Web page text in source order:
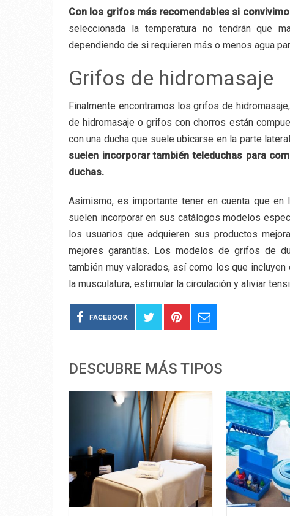
Con los grifos más recomendables si
seleccionada la temperatura no tendrán que
dependiendo de si requieren más o menos agua
Grifos de hidromasaje
Finalmente encontramos los grifos de
de hidromasaje o grifos con chorros están
con una ducha que suele ubicarse en la parte
suelen incorporar también teleduchas para
duchas.
Asimismo, es importante tener en cuenta que
suelen incorporar en sus catálogos modelos
los usuarios que adquieren sus productos
mejores garantías. Los modelos de grifos de
también muy valorados, así como los que
la musculatura, estimular la circulación y aliviar
FACEBOOK
DESCUBRE MÁS TIPOS